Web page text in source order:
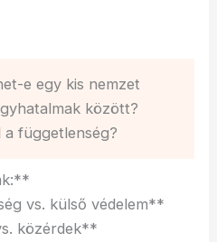
e egy kis nemzet
között?
függetlenség?
vs. külső védelem**
közérdek**